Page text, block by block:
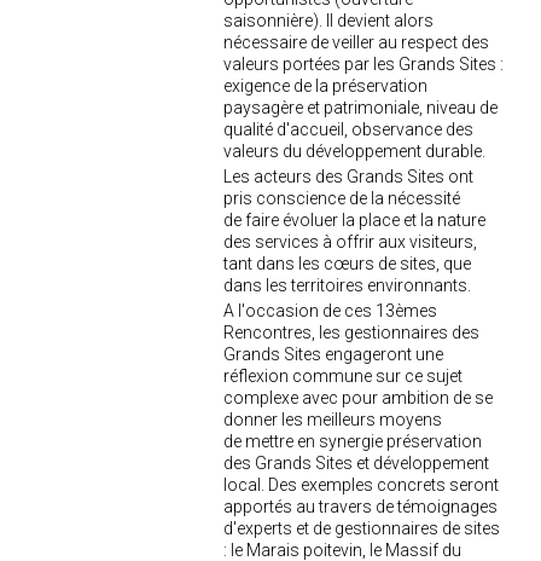
saisonnière). Il devient alors
nécessaire de veiller au respect des
valeurs portées par les Grands Sites :
exigence de la préservation
paysagère et patrimoniale, niveau de
qualité d'accueil, observance des
valeurs du développement durable.
Les acteurs des Grands Sites ont
pris conscience de la nécessité
de faire évoluer la place et la nature
des services à offrir aux visiteurs,
tant dans les cœurs de sites, que
dans les territoires environnants.
A l'occasion de ces 13èmes
Rencontres, les gestionnaires des
Grands Sites engageront une
réflexion commune sur ce sujet
complexe avec pour ambition de se
donner les meilleurs moyens
de mettre en synergie préservation
des Grands Sites et développement
local. Des exemples concrets seront
apportés au travers de témoignages
d'experts et de gestionnaires de sites
: le Marais poitevin, le Massif du